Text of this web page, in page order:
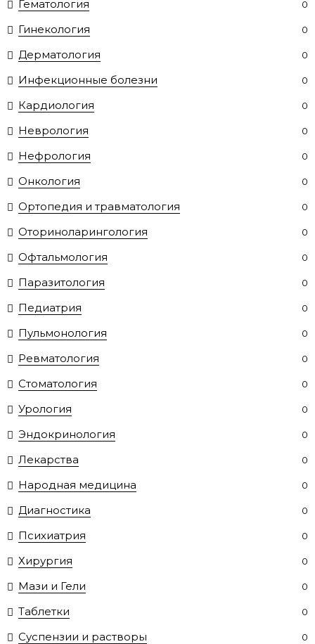
Гематология 0
Гинекология 0
Дерматология 0
Инфекционные болезни 0
Кардиология 0
Неврология 0
Нефрология 0
Онкология 0
Ортопедия и травматология 0
Оториноларингология 0
Офтальмология 0
Паразитология 0
Педиатрия 0
Пульмонология 0
Ревматология 0
Стоматология 0
Урология 0
Эндокринология 0
Лекарства 0
Народная медицина 0
Диагностика 0
Психиатрия 0
Хирургия 0
Мази и Гели 0
Таблетки 0
Суспензии и растворы 0